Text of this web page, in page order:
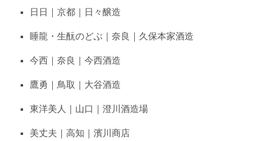
日日｜京都｜日々醸造
睡龍・生酛のどぶ｜奈良｜久保本家酒造
今西｜奈良｜今西酒造
鷹勇｜鳥取｜大谷酒造
東洋美人｜山口｜澄川酒造場
美丈夫｜高知｜濱川商店